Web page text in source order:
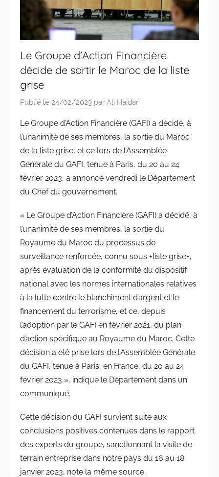
Le Groupe d’Action Financière
décide de sortir le Maroc de la liste
grise
Publié le 24/02/2023 par Ali Haidar
Le Groupe d’Action Financière (GAFI) a décidé, à
l’unanimité de ses membres, la sortie du Maroc
de la liste grise, et ce lors de l’Assemblée
Générale du GAFI, tenue à Paris, du 20 au 24
février 2023, a annoncé vendredi le Département
du Chef du gouvernement.
« Le Groupe d’Action Financière (GAFI) a décidé, à
l’unanimité de ses membres, la sortie du
Royaume du Maroc du processus de
surveillance renforcée, connu sous +liste grise+,
après évaluation de la conformité du dispositif
national avec les normes internationales relatives
à la lutte contre le blanchiment d’argent et le
financement du terrorisme, et ce, depuis
l’adoption par le GAFI en février 2021, du plan
d’action spécifique au Royaume du Maroc. Cette
décision a été prise lors de l’Assemblée Générale
du GAFI, tenue à Paris, en France, du 20 au 24
février 2023 », indique le Département dans un
communiqué.
Cette décision du GAFI survient suite aux
conclusions positives contenues dans le rapport
des experts du groupe, sanctionnant la visite de
terrain entreprise dans notre pays du 16 au 18
janvier 2023, note la même source.